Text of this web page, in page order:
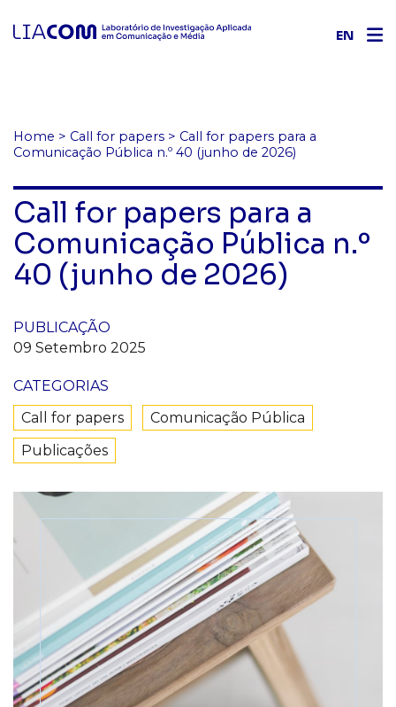
EN
Home > Call for papers > Call for papers para a
Comunicação Pública n.º 40 (junho de 2026)
Call for papers para a
Comunicação Pública n.º
40 (junho de 2026)
PUBLICAÇÃO
09 Setembro 2025
CATEGORIAS
Call for papers
Comunicação Pública
Publicações